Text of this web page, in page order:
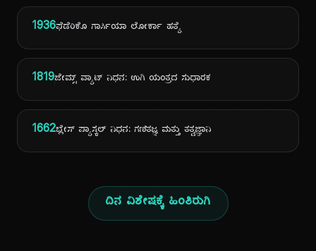
1936ಫೆಡೆರಿಕೊ ಗಾರ್ಸಿಯಾ ಲೋರ್ಕಾ ಹತ್ಯೆ
1819ಜೇಮ್ಸ್ ವ್ಯಾಟ್ ನಿಧನ: ಉಗಿ ಯಂತ್ರದ ಸುಧಾರಕ
1662ಬ್ಲೇಸ್ ಪ್ಯಾಸ್ಕಲ್ ನಿಧನ: ಗಣಿತಜ್ಞ ಮತ್ತು ತತ್ವಜ್ಞಾನಿ
ದಿನ ವಿಶೇಷಕ್ಕೆ ಹಿಂತಿರುಗಿ